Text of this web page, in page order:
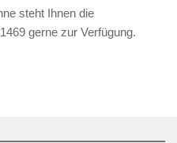
steht Ihnen die
gerne zur Verfügung.